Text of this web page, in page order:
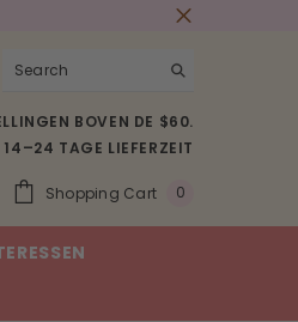
CM05
BOVEN DE $60.
TAGE LIEFERZEIT
Shopping Cart
0